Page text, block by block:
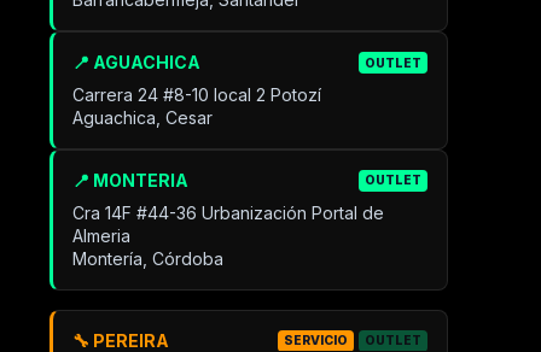
📍 AGUACHICA OUTLET
Carrera 24 #8-10 local 2 Potozí
Aguachica, Cesar
📍 MONTERIA OUTLET
Cra 14F #44-36 Urbanización Portal de
Almeria
Montería, Córdoba
🔧 PEREIRA SERVICIO OUTLET